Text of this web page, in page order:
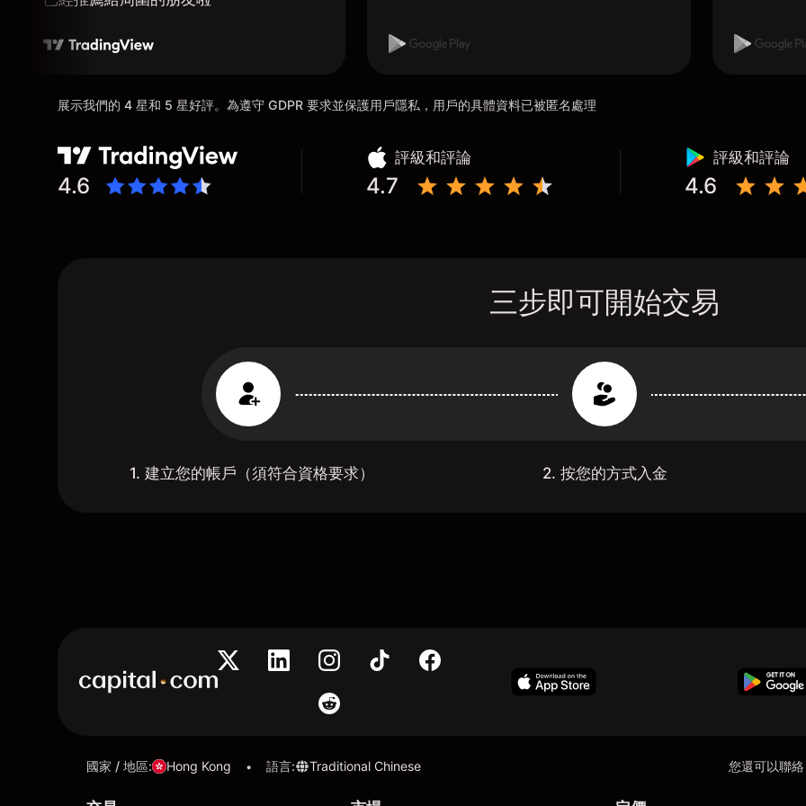
展示我們的 4 星和 5 星好評。為遵守 GDPR 要求並保護用戶隱私，用戶的具體資料已被匿名處理
4.6
評級和評論
4.7
評級和評論
4.6
三步即可開始交易
1. 建立您的帳戶（須符合資格要求） 2. 按您的方式入金
國家 / 地區: Hong Kong • 語言: Traditional Chinese 您還可以聯